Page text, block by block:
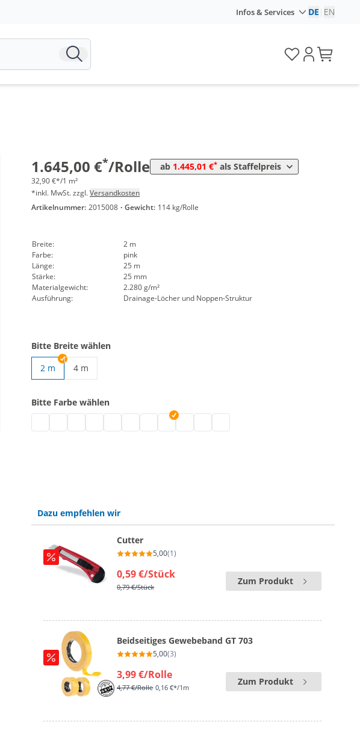
Infos & Services DE EN
1.645,00 €*/Rolle ab 1.445,01 €* als Staffelpreis
ab 10 Rollen 1.445,01 € 28,90 €*/1m²
32,90 €*/1 m²
*inkl. MwSt. zzgl.Versandkosten
Artikelnummer: 2015008 · Gewicht: 114 kg/Rolle
Breite:
2 m
Farbe:
pink
Länge:
25 m
Stärke:
25 mm
Materialgewicht:
2.280 g/m²
Ausführung:
Drainage-Löcher und Noppen-Struktur
Bitte Breite wählen
2 m
4 m
Bitte Farbe wählen
Kunstrasen farbig | weiß-meliert
Kunstrasen farbig | schwarz
Kunstrasen farbig | braun
Kunstrasen farbig | weiß
Kunstrasen farbig | hellblau
Kunstrasen farbig | grün
Kunstrasen farbig | pink
Kunstrasen farbig | lila
Dazu empfehlen wir
Cutter
5,00(1)
0,59 €/Stück
0,79 €/Stück
Zum Produkt
Beidseitiges Gewebeband GT 703
5,00(3)
3,99 €/Rolle
4,77 €/Rolle 0,16 €*/1m
Zum Produkt